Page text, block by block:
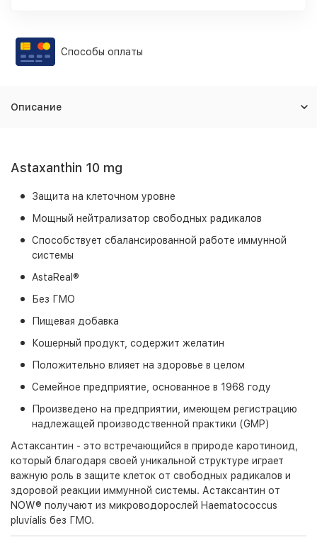
Способы оплаты
Описание
Astaxanthin 10 mg
Защита на клеточном уровне
Мощный нейтрализатор свободных радикалов
Способствует сбалансированной работе иммунной
системы
AstaReal®
Без ГМО
Пищевая добавка
Кошерный продукт, содержит желатин
Положительно влияет на здоровье в целом
Семейное предприятие, основанное в 1968 году
Произведено на предприятии, имеющем регистрацию
надлежащей производственной практики (GMP)
Астаксантин - это встречающийся в природе каротиноид,
который благодаря своей уникальной структуре играет
важную роль в защите клеток от свободных радикалов и
здоровой реакции иммунной системы. Астаксантин от
NOW® получают из микроводорослей Haematococcus
pluvialis без ГМО.